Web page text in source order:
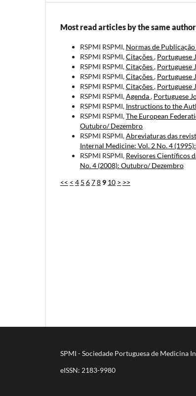
Most read articles by the same
RSPMI RSPMI, Normas de Publicação
RSPMI RSPMI,Citações, Portuguese
RSPMI RSPMI,Citações, Portuguese
RSPMI RSPMI,Citações, Portuguese
RSPMI RSPMI,Citações, Portuguese
RSPMI RSPMI,Agenda, Portuguese
RSPMI RSPMI, Instructions to the
RSPMI RSPMI,The European
Outubro/ Dezembro
RSPMI RSPMI,Abreviaturas das
Internal Medicine: Vol. 2 No. 4
RSPMI RSPMI, Revisores Científicos
No. 4 (2008): Outubro/ Dezembro
<< < 4 5 6789 10 > >>
SPMI - Sociedade Portuguesa de Medicina
eISSN: 2183-9980